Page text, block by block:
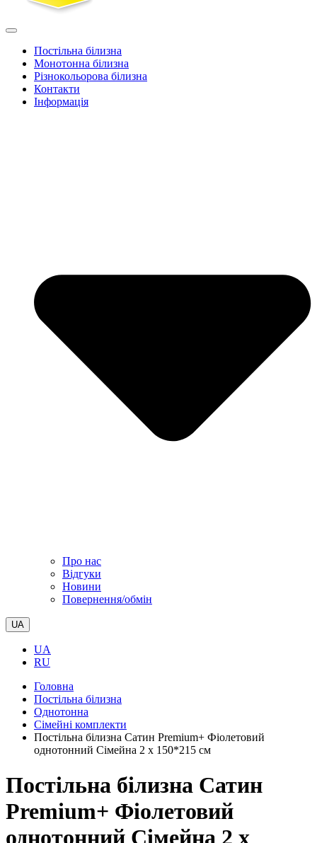
Постільна білизна
Монотонна білизна
Різнокольорова білизна
Контакти
Інформація
Про нас
Відгуки
Новини
Повернення/обмін
UA
UA
RU
Головна
Постільна білизна
Однотонна
Сімейні комплекти
Постільна білизна Сатин Premium+ Фіолетовий
однотонний Сімейна 2 х 150*215 см
Постільна білизна Сатин
Premium+ Фіолетовий
однотонний Сімейна 2 х